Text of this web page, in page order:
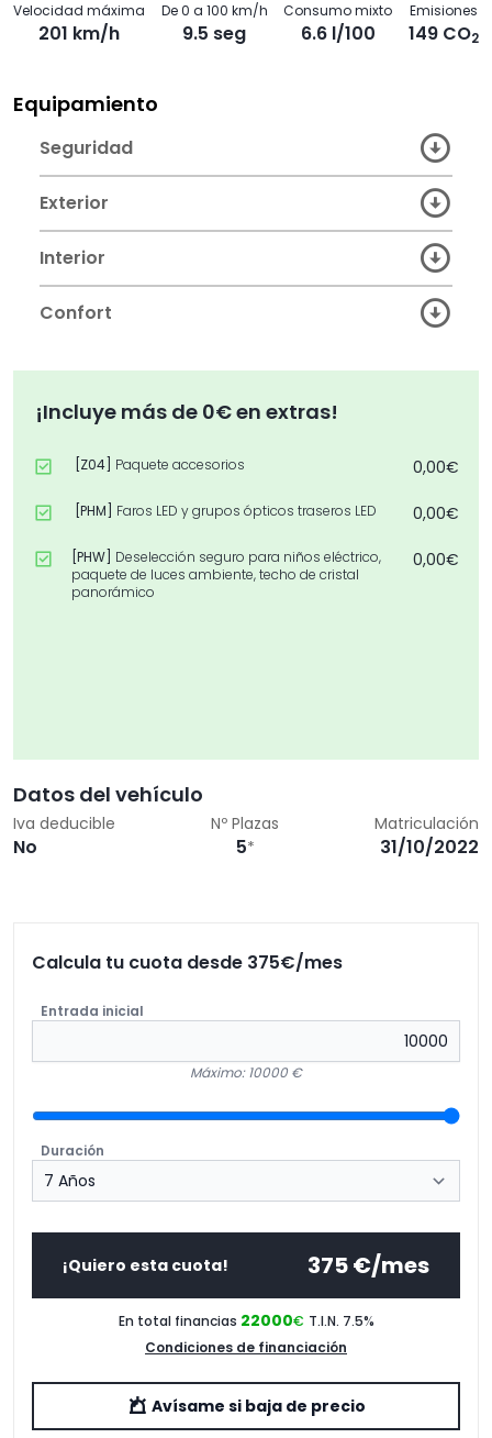
Velocidad máxima
201 km/h
De 0 a 100 km/h
9.5 seg
Consumo mixto
6.6 l/100
Emisiones
149 CO2
Equipamiento
Seguridad
Exterior
Interior
Confort
¡Incluye más de 0€ en extras!
[Z04] Paquete accesorios 0,00€
[PHM] Faros LED y grupos ópticos traseros LED 0,00€
[PHW] Deselección seguro para niños eléctrico,
paquete de luces ambiente, techo de cristal
panorámico
0,00€
Datos del vehículo
Iva deducible
No
Nº Plazas
5*
Matriculación
31/10/2022
Calcula tu cuota desde 375€/mes
Entrada inicial
Máximo: 10000 €
Duración
¡Quiero esta cuota! 375€/mes
En total financias 22000€ T.I.N. 7.5%
Condiciones de financiación
Avísame si baja de precio